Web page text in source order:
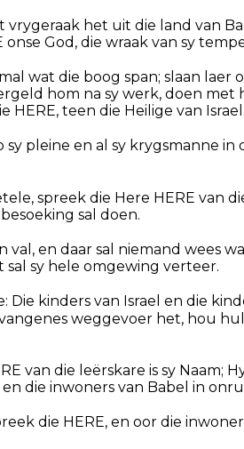
het uit die land van
God, die wraak van sy
wat die boog span; slaan laer
hom na sy werk, doen met
teen die Heilige van Israel.
sy pleine en al sy krygsmanne in
spreek die Here HERE van
sal doen.
en daar sal niemand wees
sal sy hele omgewing verteer.
Die kinders van Israel en die
weggevoer het, hou
van die leërskare is sy Naam;
die inwoners van Babel in
die HERE, en oor die